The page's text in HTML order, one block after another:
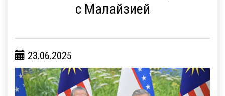
с Малайзией
23.06.2025